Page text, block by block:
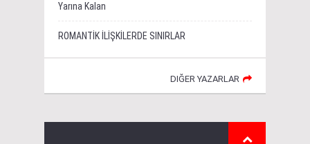
Yarına Kalan
ROMANTİK İLİŞKİLERDE SINIRLAR
DIĞER YAZARLAR